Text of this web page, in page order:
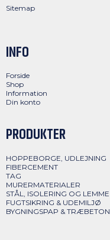
Sitemap
INFO
Forside
Shop
Information
Din konto
PRODUKTER
HOPPEBORGE, UDLEJNING
FIBERCEMENT
TAG
MURERMATERIALER
STÅL, ISOLERING OG LEMME
FUGTSIKRING & UDEMILJØ
BYGNINGSPAP & TRÆBETON